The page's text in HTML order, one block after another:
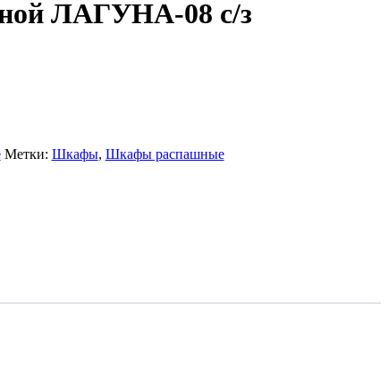
ЛАГУНА-08 с/з
Метки: Шкафы, Шкафы распашные